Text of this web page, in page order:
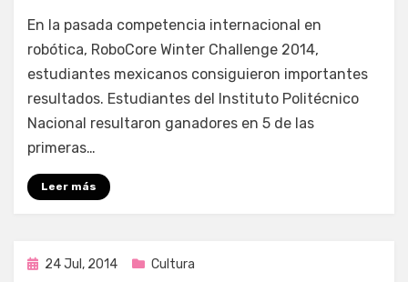
por Enrique
En la pasada competencia internacional en
robótica, RoboCore Winter Challenge 2014,
estudiantes mexicanos consiguieron importantes
resultados. Estudiantes del Instituto Politécnico
Nacional resultaron ganadores en 5 de las
primeras…
Leer más
Publicada
24 Jul, 2014 Cultura